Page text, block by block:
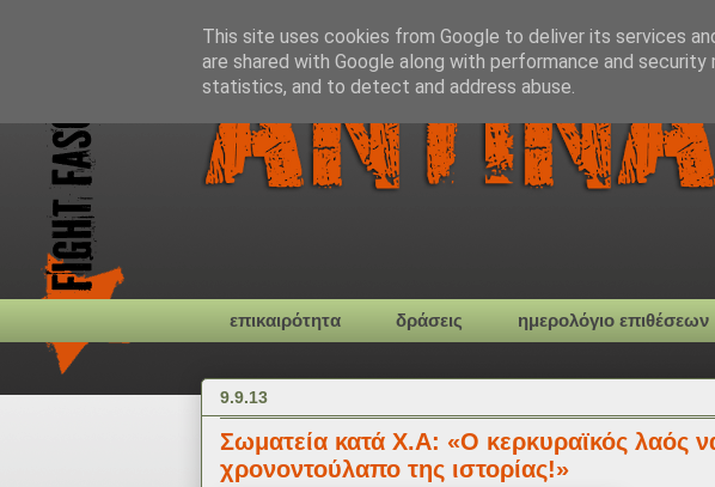
επικαιρότητα δράσεις ημερολόγιο επιθέσεων
9.9.13
Σωματεία κατά Χ.Α: «Ο κερκυραϊκός λαός
χρονοντούλαπο της ιστορίας!»
This site uses cookies from Google to deliver its services
are shared with Google along with performance and
statistics, and to detect and address abuse.